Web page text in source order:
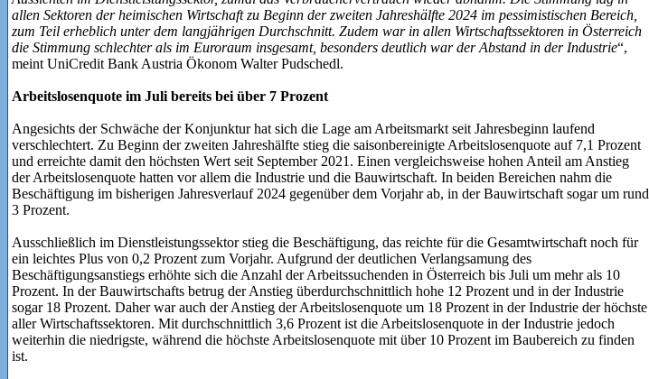
allen Sektoren der heimischen Wirtschaft zu Beginn der zweiten Jahreshälfte 2024 im pessimistischen Bereich,
zum Teil erheblich unter dem langjährigen Durchschnitt. Zudem war in allen Wirtschaftssektoren in Österreich
die Stimmung schlechter als im Euroraum insgesamt, besonders deutlich war der Abstand in der Industrie“,
meint UniCredit Bank Austria Ökonom Walter Pudschedl.
Arbeitslosenquote im Juli bereits bei über 7 Prozent
Angesichts der Schwäche der Konjunktur hat sich die Lage am Arbeitsmarkt seit Jahresbeginn laufend
verschlechtert. Zu Beginn der zweiten Jahreshälfte stieg die saisonbereinigte Arbeitslosenquote auf 7,1 Prozent
und erreichte damit den höchsten Wert seit September 2021. Einen vergleichsweise hohen Anteil am Anstieg
der Arbeitslosenquote hatten vor allem die Industrie und die Bauwirtschaft. In beiden Bereichen nahm die
Beschäftigung im bisherigen Jahresverlauf 2024 gegenüber dem Vorjahr ab, in der Bauwirtschaft sogar um rund
3 Prozent.
Ausschließlich im Dienstleistungssektor stieg die Beschäftigung, das reichte für die Gesamtwirtschaft noch für
ein leichtes Plus von 0,2 Prozent zum Vorjahr. Aufgrund der deutlichen Verlangsamung des
Beschäftigungsanstiegs erhöhte sich die Anzahl der Arbeitssuchenden in Österreich bis Juli um mehr als 10
Prozent. In der Bauwirtschafts betrug der Anstieg überdurchschnittlich hohe 12 Prozent und in der Industrie
sogar 18 Prozent. Daher war auch der Anstieg der Arbeitslosenquote um 18 Prozent in der Industrie der höchste
aller Wirtschaftssektoren. Mit durchschnittlich 3,6 Prozent ist die Arbeitslosenquote in der Industrie jedoch
weiterhin die niedrigste, während die höchste Arbeitslosenquote mit über 10 Prozent im Baubereich zu finden
ist.